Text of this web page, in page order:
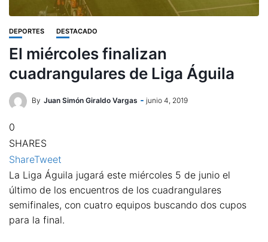
DEPORTES DESTACADO
El miércoles finalizan
cuadrangulares de Liga Águila
By Juan Simón Giraldo Vargas junio 4, 2019
0
SHARES
ShareTweet
La Liga Águila jugará este miércoles 5 de junio el
último de los encuentros de los cuadrangulares
semifinales, con cuatro equipos buscando dos cupos
para la final.